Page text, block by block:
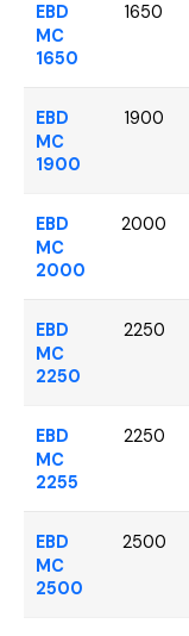
EBD
MC
1650
1650
EBD
MC
1900
1900
EBD
MC
2000
2000
EBD
MC
2250
2250
EBD
MC
2255
2250
EBD
MC
2500
2500